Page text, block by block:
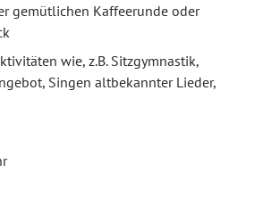
gemütlichen Kaffeerunde oder
wie, z.B. Sitzgymnastik,
Singen altbekannter Lieder,